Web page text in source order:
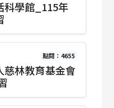
科學館_115年
點閱：4655
慈林教育基金會